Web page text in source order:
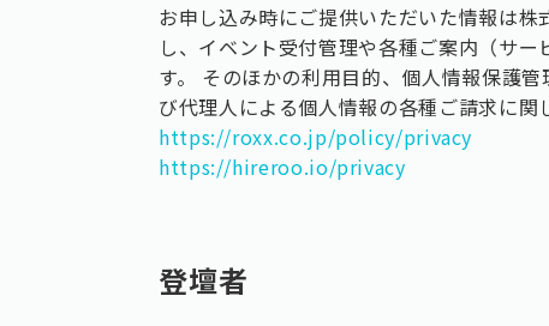
お申し込み時にご提供いただいた情報は
し、イベント受付管理や各種ご案内（サ
す。 そのほかの利用目的、個人情報保護
び代理人による個人情報の各種ご請求に関
https://roxx.co.jp/policy/privacy
https://hireroo.io/privacy
登壇者